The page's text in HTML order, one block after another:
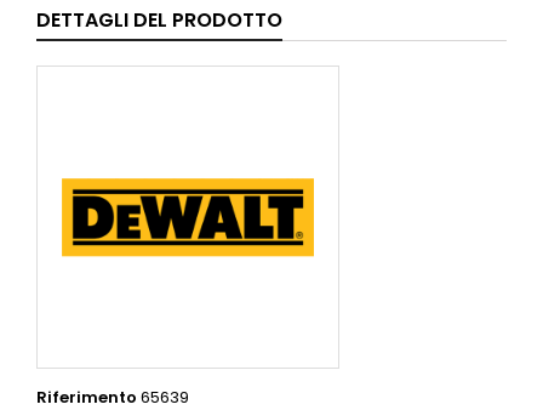
DETTAGLI DEL PRODOTTO
Riferimento 65639